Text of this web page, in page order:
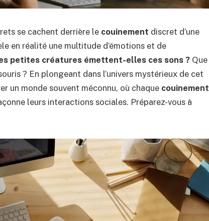
se cachent derrière le couinement discret d’une
en réalité une multitude d’émotions et de
petites créatures émettent-elles ces sons ? Que
? En plongeant dans l’univers mystérieux de cet
un monde souvent méconnu, où chaque couinement
leurs interactions sociales. Préparez-vous à